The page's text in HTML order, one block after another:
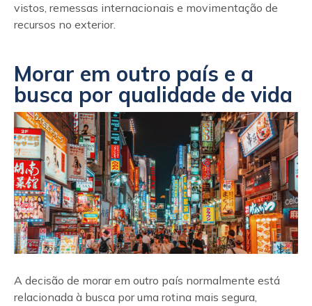
vistos, remessas internacionais e movimentação de
recursos no exterior.
Morar em outro país e a
busca por qualidade de vida
A decisão de morar em outro país normalmente está
relacionada à busca por uma rotina mais segura,